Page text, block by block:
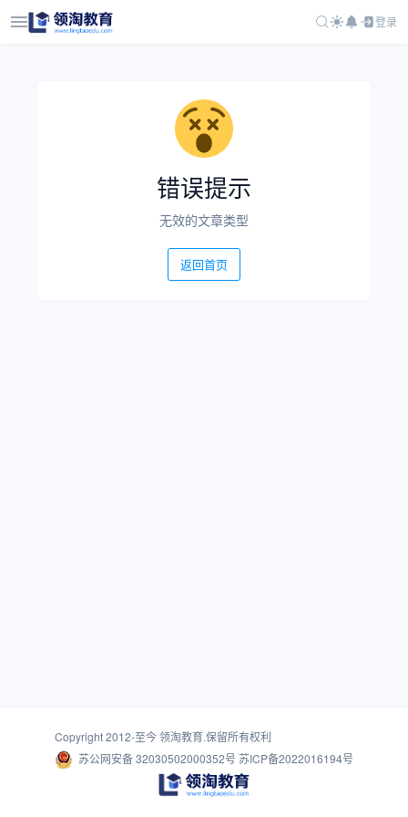
登录
错误提示
无效的文章类型
返回首页
Copyright 2012-至今领淘教育.保留所有权利
苏公网安备 32030502000352号 苏ICP备2022016194号